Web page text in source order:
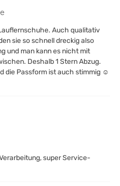
Auch qualitativ
sie so schnell dreckig also
und man kann es nicht mit
Deshalb 1 Stern Abzug.
die Passform ist auch stimmig ☺️
super Service-